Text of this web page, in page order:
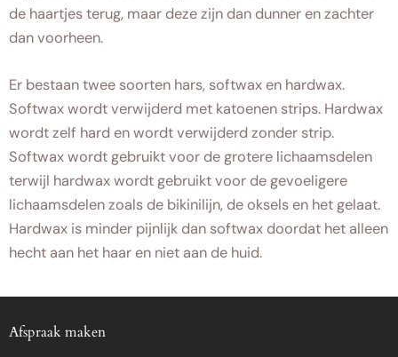
de haartjes terug, maar deze zijn dan dunner en zachter
dan voorheen.
Er bestaan twee soorten hars, softwax en hardwax.
Softwax wordt verwijderd met katoenen strips. Hardwax
wordt zelf hard en wordt verwijderd zonder strip.
Softwax wordt gebruikt voor de grotere lichaamsdelen
terwijl hardwax wordt gebruikt voor de gevoeligere
lichaamsdelen zoals de bikinilijn, de oksels en het gelaat.
Hardwax is minder pijnlijk dan softwax doordat het alleen
hecht aan het haar en niet aan de huid.
Afspraak maken